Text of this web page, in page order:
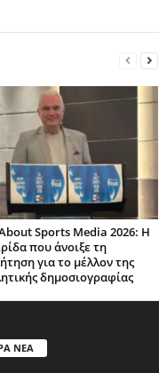
Sports Media 2026: Η
που άνοιξε τη
για το μέλλον της
δημοσιογραφίας
ΝΕΑ